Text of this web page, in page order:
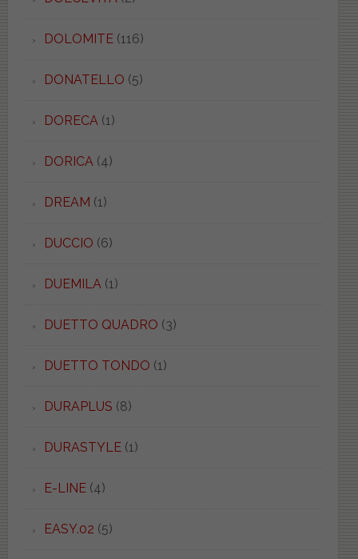
DOLOMITE(116)
DONATELLO (5)
DORECA (1)
DORICA (4)
DREAM (1)
DUCCIO (6)
DUEMILA (1)
DUETTO QUADRO (3)
DUETTO TONDO (1)
DURAPLUS (8)
DURASTYLE(1)
E-LINE(4)
EASY.02 (5)